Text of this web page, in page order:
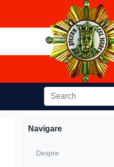
Navigare
Despre